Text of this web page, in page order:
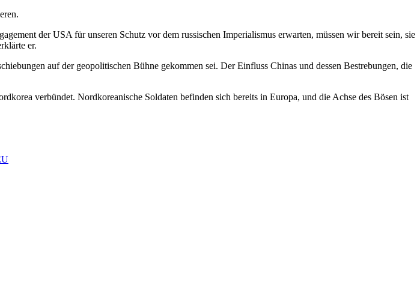
der USA für unseren Schutz vor dem russischen Imperialismus erwarten, müssen wir bereit sein, sie
er.
auf der geopolitischen Bühne gekommen sei. Der Einfluss Chinas und dessen Bestrebungen, die
verbündet. Nordkoreanische Soldaten befinden sich bereits in Europa, und die Achse des Bösen ist